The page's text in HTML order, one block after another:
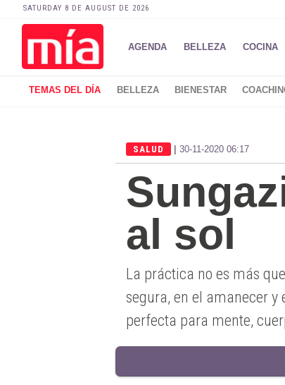
SATURDAY 8 DE AUGUST DE 2026
AGENDA BELLEZA COCINA
TEMAS DEL DÍA BELLEZA BIENESTAR
SALUD | 30-11-2020 06:17
al sol
La práctica no es más
segura, en el amanecer y
perfecta para mente,